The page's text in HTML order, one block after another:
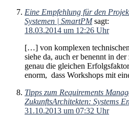
Eine Empfehlung für den
Systemen | SmartPM sagt:
18.03.2014 um 12:26 Uhr
[…] von komplexen
siehe da, auch er benennt in
genau die gleichen
enorm, dass Workshops mit
Tipps zum Requirements
ZukunftsArchitekten: Systems
31.10.2013 um 07:32 Uhr